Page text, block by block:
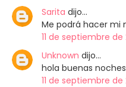
Sarita dijo…
Me podrá hacer mi
11 de septiembre de
Unknown dijo…
hola buenas
11 de septiembre de